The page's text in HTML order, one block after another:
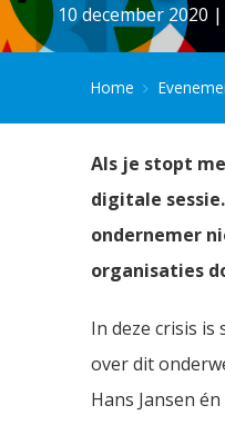
10 december 2020
Home
Als je stopt
digitale
ondernemer
organisaties
In deze crisis
over dit
Hans Jansen